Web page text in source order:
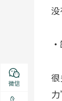
·
微信